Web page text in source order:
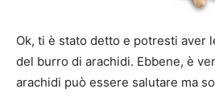
Ok, ti ​​è stato detto e potresti aver
del burro di arachidi. Ebbene, è
arachidi può essere salutare ma